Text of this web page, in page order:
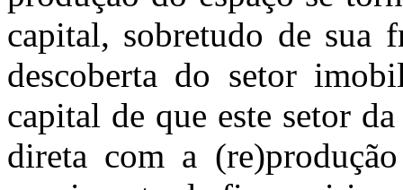
capital, sobretudo de sua
descoberta do setor
capital de que este setor
direta com a